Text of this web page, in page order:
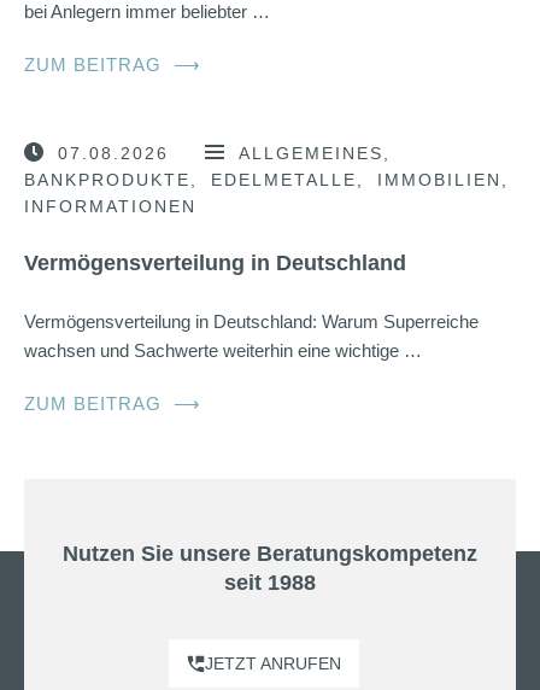
bei Anlegern immer beliebter …
ZUM BEITRAG ⟶
07.08.2026
ALLGEMEINES
BANKPRODUKTE
EDELMETALLE
IMMOBILIEN
INFORMATIONEN
Vermögensverteilung in Deutschland
Vermögensverteilung in Deutschland: Warum Superreiche
wachsen und Sachwerte weiterhin eine wichtige …
ZUM BEITRAG ⟶
Nutzen Sie unsere Beratungskompetenz
seit 1988
JETZT ANRUFEN